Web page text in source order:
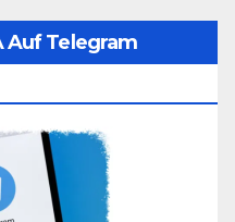
Auf Telegram